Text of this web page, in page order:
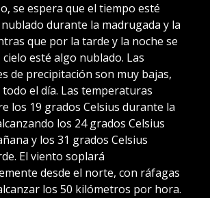
se espera que el tiempo esté
durante la madrugada y la
que por la tarde y la noche se
esté algo nublado. Las
de precipitación son muy bajas,
todo el día. Las temperaturas
los 19 grados Celsius durante la
los 24 grados Celsius
y los 31 grados Celsius
El viento soplará
desde el norte, con ráfagas
los 50 kilómetros por hora.